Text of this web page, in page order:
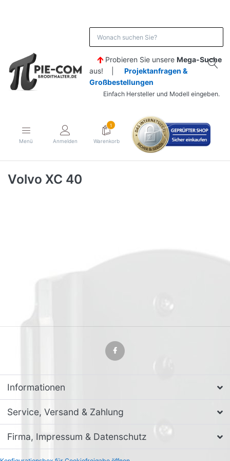
Probieren Sie unsere Mega-Suche
aus! | Projektanfragen &
Großbestellungen
Einfach Hersteller und Modell eingeben.
Menü Anmelden
1
Warenkorb
Volvo XC 40
Informationen
Service, Versand & Zahlung
Firma, Impressum & Datenschutz